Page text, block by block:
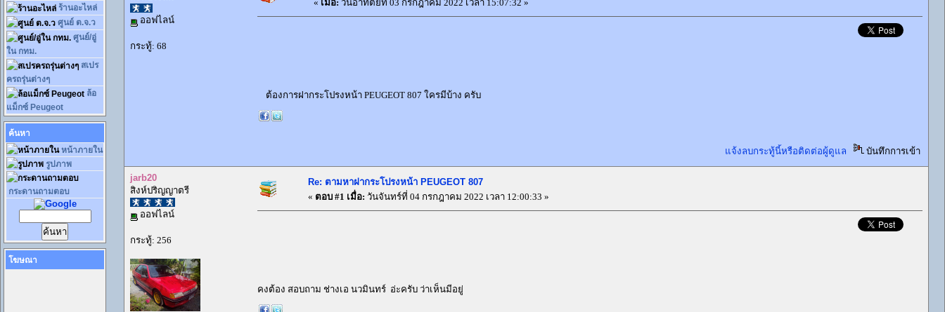
ร้านอะไหล่
ศูนย์ ต.จ.ว
ศูนย์/อู่
ใน กทม.
สเปร
ครถรุ่นต่างๆ
ล้อ
แม็กซ์ Peugeot
ค้นหา
หน้าภายใน
รูปภาพ
กระดานถามตอบ
โฆษณา
ออฟไลน์
กระทู้: 68
« เมื่อ: วันอาทิตย์ที่ 03 กรกฎาคม 2022 เวลา 15:07:32 »
ต้องการฝากระโปรงหน้า PEUGEOT 807 ใครมีบ้าง ครับ
แจ้งลบกระทู้นี้หรือติดต่อผู้ดูแล บันทึกการเข้า
jarb20
สิงห์ปริญญาตรี
ออฟไลน์
กระทู้: 256
Re: ตามหาฝากระโปรงหน้า PEUGEOT 807
« ตอบ #1 เมื่อ: วันจันทร์ที่ 04 กรกฎาคม 2022 เวลา 12:00:33 »
คงต้อง สอบถาม ช่างเอ นวมินทร์ อ่ะครับ ว่าเห็นมีอยู่